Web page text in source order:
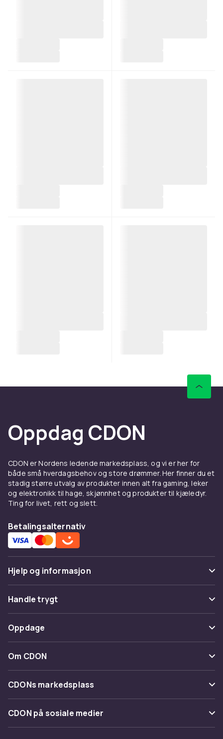
Oppdag CDON
CDON er Nordens ledende markedsplass, og vi er her for
både små hverdagsbehov og store drømmer. Her finner du et
stadig større utvalg av produkter innen alt fra gaming, leker
og elektronikk til hage, skjønnhet og produkter til kjæledyr.
Ting for livet, rett og slett.
Betalingsalternativ
Hjelp og informasjon
Vanlige spørsmål
Spor pakke
Angre & returner her
Kontakt oss
Handle trygt
Betaling
Levering
Tilbakekallinger
Oppdage
Kategorier
Varemerker
Om CDON
Om oss
Kundeanmeldelser
Jobbe på CDON
CDONs markedsplass
Merchant Help Center
CDON på sosiale medier